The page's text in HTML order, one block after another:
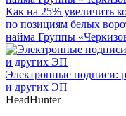
Как на 25% увеличить
по позициям белых
найма Группы
Электронные
и других ЭП
HeadHunter